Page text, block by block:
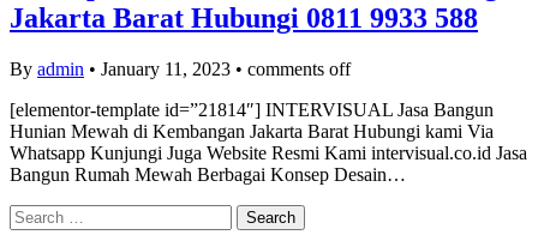
Jakarta Barat Hubungi 0811 9933 588
By admin • January 11, 2023 • comments off
[elementor-template id=”21814″] INTERVISUAL Jasa Bangun
Hunian Mewah di Kembangan Jakarta Barat Hubungi kami Via
Whatsapp Kunjungi Juga Website Resmi Kami intervisual.co.id Jasa
Bangun Rumah Mewah Berbagai Konsep Desain…
Search
for: